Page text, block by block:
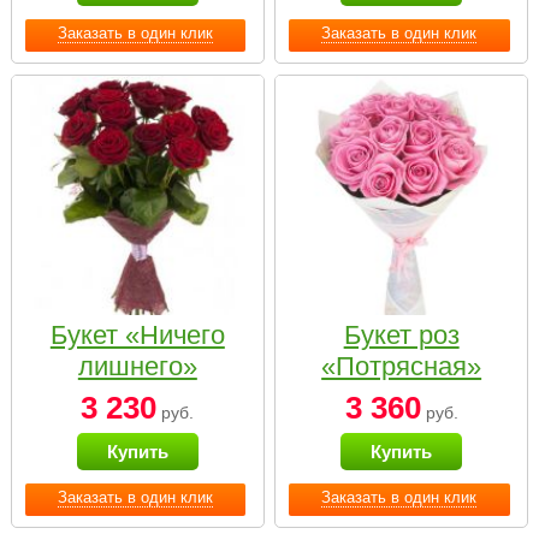
Заказать в один клик Заказать в один клик
Заказать в один клик
Букет «Ничего
лишнего»
3 230 руб.
Купить
Заказать в один клик
Букет роз
«Потрясная»
3 360руб.
Купить